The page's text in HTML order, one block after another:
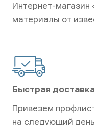
Интернет-магазин
материалы от
Быстрая
Привезем
на следующий